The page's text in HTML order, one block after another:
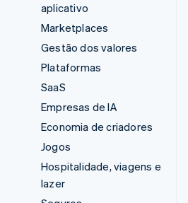
aplicativo
Marketplaces
Gestão dos valores
Plataformas
SaaS
Empresas de IA
Economia de criadores
Jogos
Hospitalidade, viagens e
lazer